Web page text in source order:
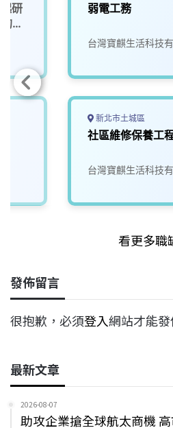
研
未
弱電工務
台灣寶麒生活科技
新北市土城區
社區維修保養工
台灣寶麒生活科技
看更多職
發佈留言
很抱歉，必須登入網站才能發
最新文章
2026-08-07
助攻企業搶全球航太商機